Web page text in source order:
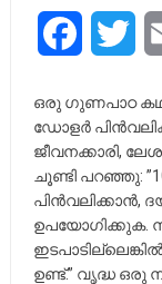
Facebook
ഒരു ഗുണപാഠ കഥ.
ഡോളർ
ജീവനക്കാരി,
ചൂണ്ടി പറഞ്ഞു:
പിൻവലിക്കാൻ,
ഉപയോഗിക്കുക.
ഉണ്ട്.” വൃദ്ധ ഒരു